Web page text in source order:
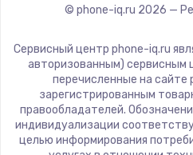
1195
Замена
1350
© phone-iq.ru 2026 —
Сервисный центр phone-iq.ru
авторизованным) сервисным
перечисленные на сайте
зарегистрированным
правообладателей.
индивидуализации
целью информирования